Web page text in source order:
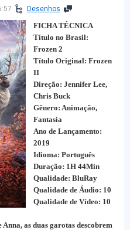
Desenhos
FICHA TÉCNICA
Título no Brasil:
Frozen 2
Título Original: Frozen
II
Direção: Jennifer Lee,
Chris Buck
Gênero: Animação,
Fantasia
Ano de Lançamento:
2019
Idioma: Português
Duração: 1H 44Min
Qualidade: BluRay
Qualidade de Áudio: 10
Qualidade de Vídeo: 10
as duas garotas descobrem